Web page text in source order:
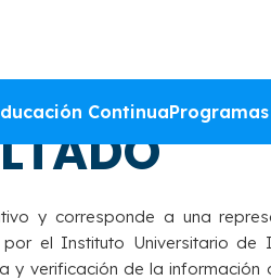
Continua
y corresponde a una
el Instituto Universitario de
y verificación de la información